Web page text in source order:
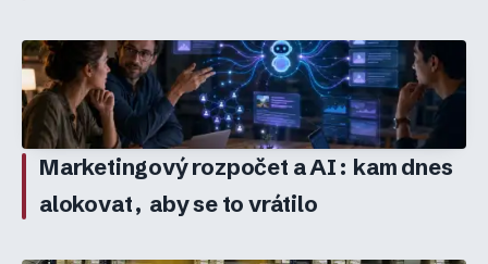
Marketingový rozpočet a AI: kam dnes
alokovat, aby se to vrátilo